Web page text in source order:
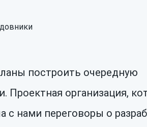
построить очередную
Проектная организация,
с нами переговоры о